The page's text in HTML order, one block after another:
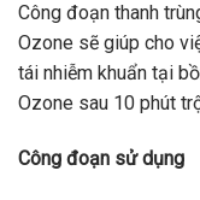
Công đoạn thanh
Ozone sẽ giúp cho
tái nhiễm khuẩn tại
Ozone sau 10 phút
Công đoạn sử dụng